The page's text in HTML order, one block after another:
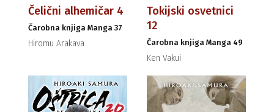
Čelični alhemičar 4
Čarobna knjiga Manga 37
Hiromu Arakava
Tokijski osvetnici
12
Čarobna knjiga Manga 49
Ken Vakui